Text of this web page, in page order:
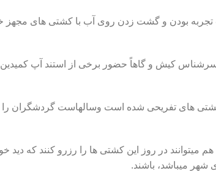
بودن و گشت زدن روی آب با کشتی های مجهز
سرشناس کیش و گاهاً حضور برخی از استند آپ
کشتی های تفریحی شده است وسالهاست گردشگران را
در روز این کشتی ها را رزرو کنند که دید
شهر میباشد، باشند.